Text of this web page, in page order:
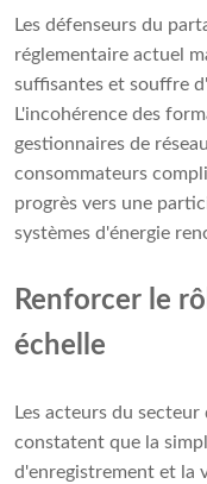
Les défenseurs du
réglementaire actuel
suffisantes et souffre
L'incohérence des
gestionnaires de
consommateurs
progrès vers une
systèmes d'énergie
Renforcer le
échelle
Les acteurs du
constatent que la
d'enregistrement et la